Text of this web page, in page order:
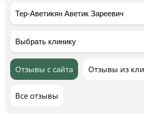
Отзывы с сайта Отзывы из
Все отзывы